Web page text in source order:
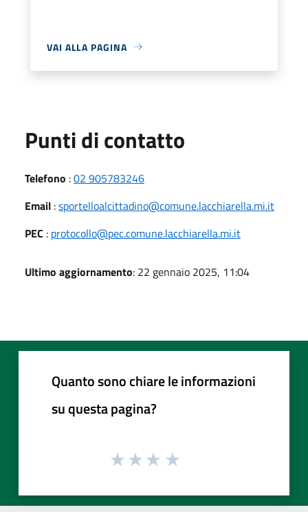
VAI ALLA PAGINA
Punti di contatto
Telefono :02 905783246
Email :sportelloalcittadino@comune.lacchiarella.mi.it
PEC : protocollo@pec.comune.lacchiarella.mi.it
Ultimo aggiornamento: 22 gennaio 2025, 11:04
Quanto sono chiare le informazioni
su questa pagina?